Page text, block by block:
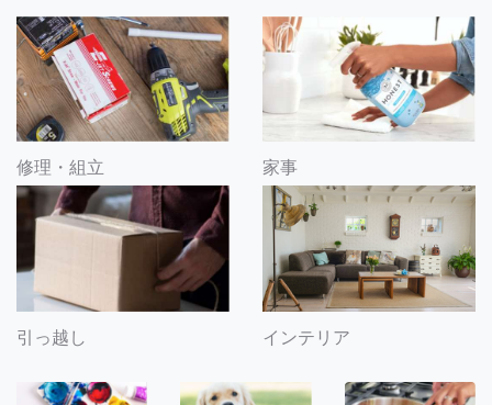
修理・組立 家事
引っ越し インテリア